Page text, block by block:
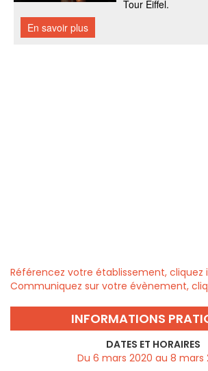
Référencez votre établissement, cliquez
Communiquez sur votre évènement,
INFORMATIONS
DATES ET HORAIRES
Du 6 mars 2020 au 8 mars